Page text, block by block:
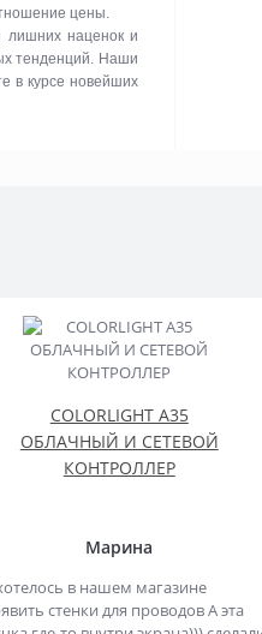
цены.
лишних наценок и
тенденций. Наши
в курсе новейших
COLORLIGHT A35
ОБЛАЧНЫЙ И СЕТЕВОЙ
КОНТРОЛЛЕР
Марина
в нашем магазине
стенки для проводов А эта